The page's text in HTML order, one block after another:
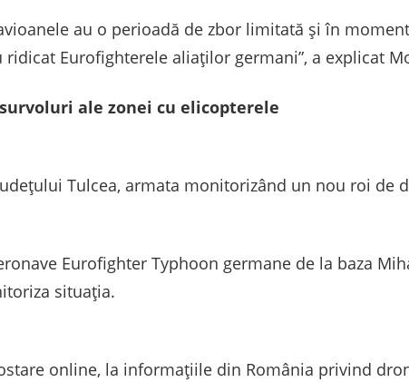
au o perioadă de zbor limitată şi în
Eurofighterele aliaţilor germani”, a explicat
ale zonei cu elicopterele
Tulcea, armata monitorizând un nou roi de
Eurofighter Typhoon germane de la baza
situația.
online, la informațiile din România privind